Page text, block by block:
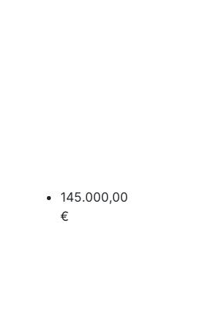
145.000,00
€